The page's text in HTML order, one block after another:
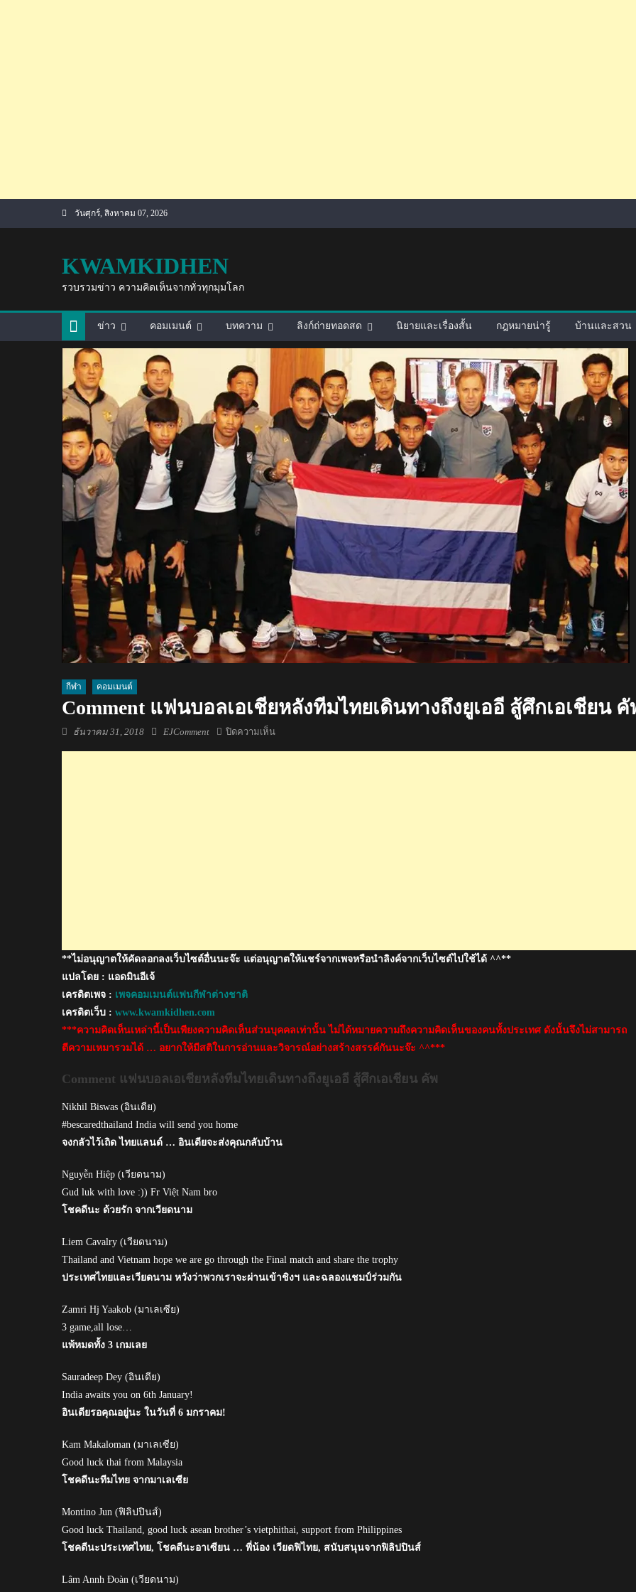
วันศุกร์, สิงหาคม 07, 2026
KWAMKIDHEN
รวบรวมข่าว ความคิดเห็นจากทั่วทุกมุมโลก
ข่าว คอมเมนต์ บทความ ลิงก์ถ่ายทอดสด นิยายและเรื่องสั้น กฎหมายน่ารู้ บ้านและสวน
กีฬา คอมเมนต์
Comment แฟนบอลเอเชียหลังทีมไทยเดินทางถึงยูเออี สู้ศึกเอเชียน คั
Posted
ธันวาคม 31, 2018 Author
EJComment ปิดความเห็น
ศึก
คัพ
**ไม่อนุญาตให้คัดลอกลงเว็บไซต์อื่นนะจ๊ะ แต่อนุญาตให้แชร์จากเพจหรือนำลิงค์จากเว็บไซต์ไปใช้ได้ ^^**
แปลโดย : แอดมินอีเจ้
เครดิตเพจ : เพจคอมเมนต์แฟนกีฬาต่างชาติ
เครดิตเว็บ : www.kwamkidhen.com
***ความคิดเห็นเหล่านี้เป็นเพียงความคิดเห็นส่วนบุคคลเท่านั้น ไม่ได้หมายความถึงความคิดเห็นของคนทั้งประเทศ ดังนั้นจึงไม่สามารถ
ตีความเหมารวมได้ … อยากให้มีสติในการอ่านและวิจารณ์อย่างสร้างสรรค์กันนะจ๊ะ ^^***
Comment แฟนบอลเอเชียหลังทีมไทยเดินทางถึงยูเออี สู้ศึกเอเชียน คัพ
Nikhil Biswas (อินเดีย)
#bescaredthailand India will send you home
จงกลัวไว้เถิด ไทยแลนด์ … อินเดียจะส่งคุณกลับบ้าน
Nguyễn Hiệp (เวียดนาม)
Gud luk with love :)) Fr Việt Nam bro
โชคดีนะ ด้วยรัก จากเวียดนาม
Liem Cavalry (เวียดนาม)
Thailand and Vietnam hope we are go through the Final match and share the trophy
ประเทศไทยและเวียดนาม หวังว่าพวกเราจะผ่านเข้าชิงฯ และฉลองแชมป์ร่วมกัน
Zamri Hj Yaakob (มาเลเซีย)
3 game,all lose…
แพ้หมดทั้ง 3 เกมเลย
Sauradeep Dey (อินเดีย)
India awaits you on 6th January!
อินเดียรอคุณอยู่นะ ในวันที่ 6 มกราคม!
Kam Makaloman (มาเลเซีย)
Good luck thai from Malaysia
โชคดีนะทีมไทย จากมาเลเซีย
Montino Jun (ฟิลิปปินส์)
Good luck Thailand, good luck asean brother’s vietphithai, support from Philippines
โชคดีนะประเทศไทย, โชคดีนะอาเซียน … พี่น้อง เวียดฟิไทย, สนับสนุนจากฟิลิปปินส์
Lâm Annh Đoàn (เวียดนาม)